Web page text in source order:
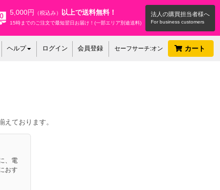
法人の購買担当者様へ
5,000円 （税込み） 以上で送料無料！
15時までのご注文で最短翌日お届け！(一部エリア別途送料)
ヘルプ ログイン 会員登録 セーフサーチ:オン カート
ております。
、電
おす